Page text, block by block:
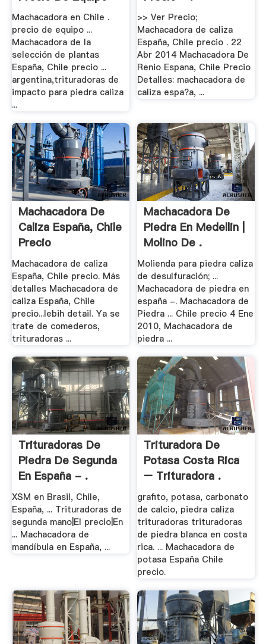
Para .
Machacadora en Chile .
precio de equipo ...
Machacadora de la
selección de plantas
España, Chile precio ...
argentina,trituradoras de
impacto para piedra caliza
...
>> Ver Precio;
Machacadora de caliza
España, Chile precio . 22
Abr 2014 Machacadora De
Renio Espana, Chile Precio
Detalles: machacadora de
caliza espa?a, ...
Machacadora De
Caliza España, Chile
Precio
Machacadora de caliza
España, Chile precio. Más
detalles Machacadora de
caliza España, Chile
precio...lebih detail. Ya se
trate de comederos,
trituradoras ...
Machacadora De
Piedra En Medellin |
Molino De .
Molienda para piedra caliza
de desulfuración; ...
Machacadora de piedra en
españa -. Machacadora de
Piedra ... Chile precio 4 Ene
2010, Machacadora de
piedra ...
Trituradoras De
Piedra De Segunda
En España - .
XSM en Brasil, Chile,
España, ... Trituradoras de
segunda mano|El precio|En
... Machacadora de
mandíbula en España, ...
Trituradora De
Potasa Costa Rica
– Trituradora .
grafito, potasa, carbonato
de calcio, piedra caliza
trituradoras trituradoras
de piedra blanca en costa
rica. ... Machacadora de
potasa España Chile
precio.